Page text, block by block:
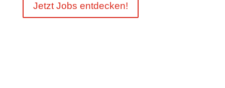
Jetzt Jobs entdecken!